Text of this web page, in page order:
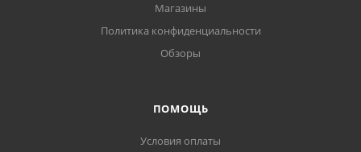
Магазины
Политика конфиденциальности
Обзоры
ПОМОЩЬ
Условия оплаты